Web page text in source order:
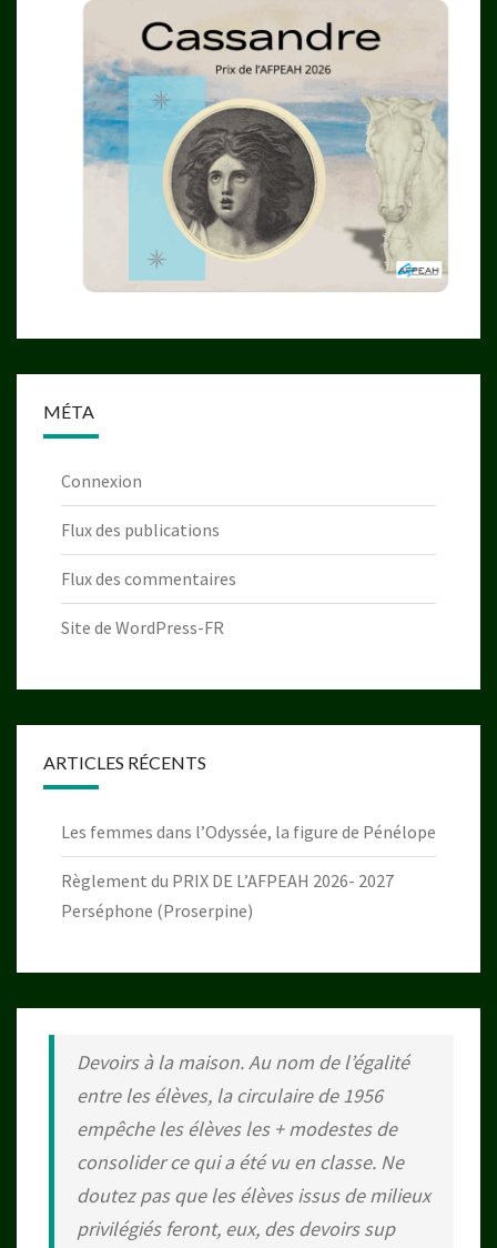
MÉTA
Connexion
Flux des publications
Flux des commentaires
Site de WordPress-FR
ARTICLES RÉCENTS
Les femmes dans l’Odyssée, la figure de Pénélope
Règlement du PRIX DE L’AFPEAH 2026- 2027
Perséphone (Proserpine)
Devoirs à la maison. Au nom de l’égalité
entre les élèves, la circulaire de 1956
empêche les élèves les + modestes de
consolider ce qui a été vu en classe. Ne
doutez pas que les élèves issus de milieux
privilégiés feront, eux, des devoirs sup